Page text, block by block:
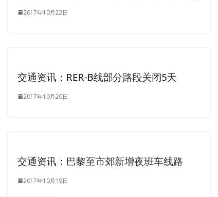
2017年10月22日
交通资讯：RER-B线部分路段关闭5天
2017年10月20日
交通资讯：巴黎至市郊新增夜班车线路
2017年10月19日